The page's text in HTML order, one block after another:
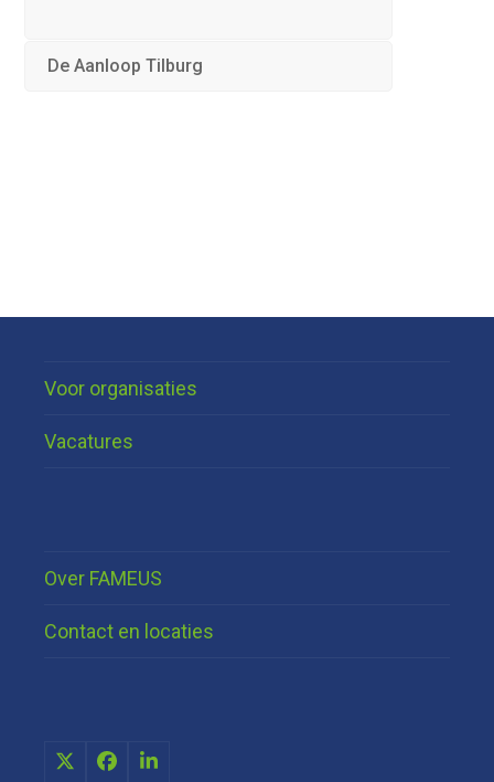
De Aanloop Tilburg
Voor organisaties
Vacatures
Over FAMEUS
Contact en locaties
X FacebookLinkedIn